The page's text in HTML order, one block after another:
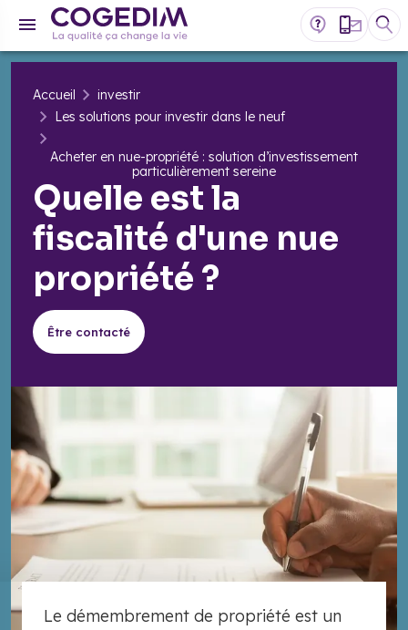
Accueil
investir
Les solutions pour investir dans le neuf
Acheter en nue-propriété : solution d’investissement
particulièrement sereine
Quelle est la
fiscalité d'une nue
propriété ?
Être contacté
Le démembrement de propriété est un